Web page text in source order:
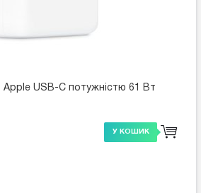
USB-C потужністю 61 Вт
У КОШИК